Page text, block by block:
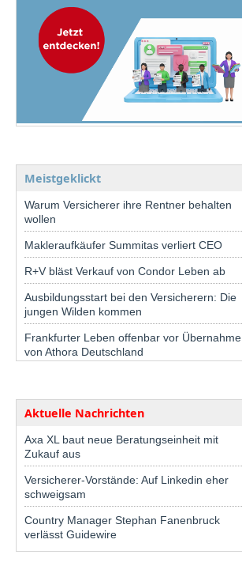
Meistgeklickt
Warum Versicherer ihre Rentner behalten
wollen
Makleraufkäufer Summitas verliert CEO
R+V bläst Verkauf von Condor Leben ab
Ausbildungsstart bei den Versicherern: Die
jungen Wilden kommen
Frankfurter Leben offenbar vor Übernahme
von Athora Deutschland
Aktuelle Nachrichten
Axa XL baut neue Beratungseinheit mit
Zukauf aus
Versicherer-Vorstände: Auf Linkedin eher
schweigsam
Country Manager Stephan Fanenbruck
verlässt Guidewire